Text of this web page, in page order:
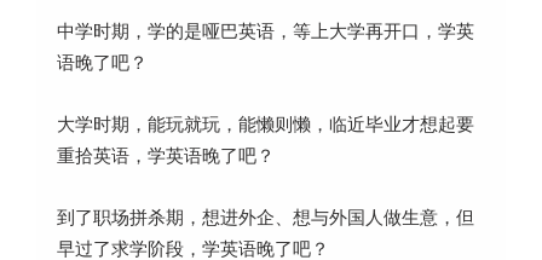
中学时期，学的是哑巴英语，等上大学再开口，学英
语晚了吧？
大学时期，能玩就玩，能懒则懒，临近毕业才想起要
重拾英语，学英语晚了吧？
到了职场拼杀期，想进外企、想与外国人做生意，但
早过了求学阶段，学英语晚了吧？